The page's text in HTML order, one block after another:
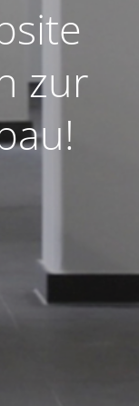
zur